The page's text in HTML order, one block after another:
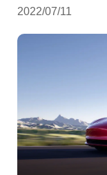
國境內所實施者
準）。在美國生
2022/07/11